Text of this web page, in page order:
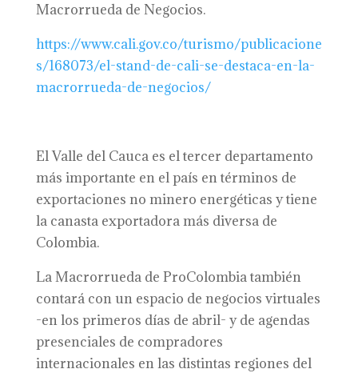
Macrorrueda de Negocios.
https://www.cali.gov.co/turismo/publicacione
s/168073/el-stand-de-cali-se-destaca-en-la-
macrorrueda-de-negocios/
El Valle del Cauca es el tercer departamento
más importante en el país en términos de
exportaciones no minero energéticas y tiene
la canasta exportadora más diversa de
Colombia.
La Macrorrueda de ProColombia también
contará con un espacio de negocios virtuales
-en los primeros días de abril- y de agendas
presenciales de compradores
internacionales en las distintas regiones del